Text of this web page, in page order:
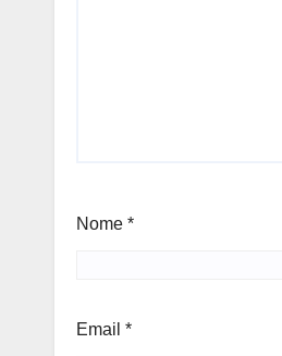
Nome *
Email *